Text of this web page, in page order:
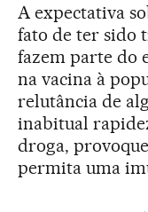
A expectativa
fato de ter sido
fazem parte do
na vacina à
relutância de
inabitual
droga,
permita uma